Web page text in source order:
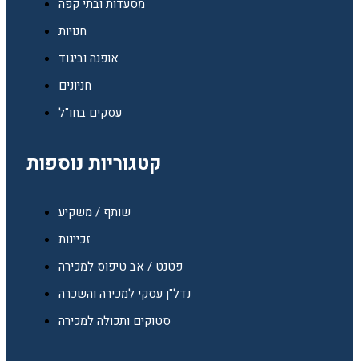
מסעדות ובתי קפה
חנויות
אופנה וביגוד
חניונים
עסקים בחו"ל
קטגוריות נוספות
שותף / משקיע
זכיינות
פטנט / אב טיפוס למכירה
נדל"ן עסקי למכירה והשכרה
סטוקים ותכולה למכירה